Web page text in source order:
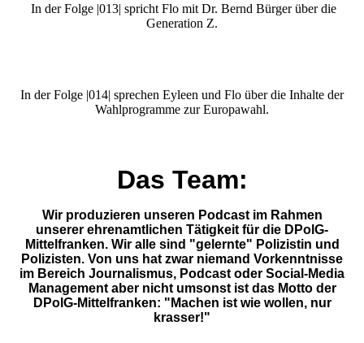
In der Folge |013| spricht Flo mit Dr. Bernd Bürger über die
Generation Z.
In der Folge |014| sprechen Eyleen und Flo über die Inhalte der
Wahlprogramme zur Europawahl.
Das Team:
Wir produzieren unseren Podcast im Rahmen
unserer ehrenamtlichen Tätigkeit für die DPolG-
Mittelfranken. Wir alle sind "gelernte" Polizistin und
Polizisten. Von uns hat zwar niemand Vorkenntnisse
im Bereich Journalismus, Podcast oder Social-Media
Management aber nicht umsonst ist das Motto der
DPolG-Mittelfranken: "Machen ist wie wollen, nur
krasser!"